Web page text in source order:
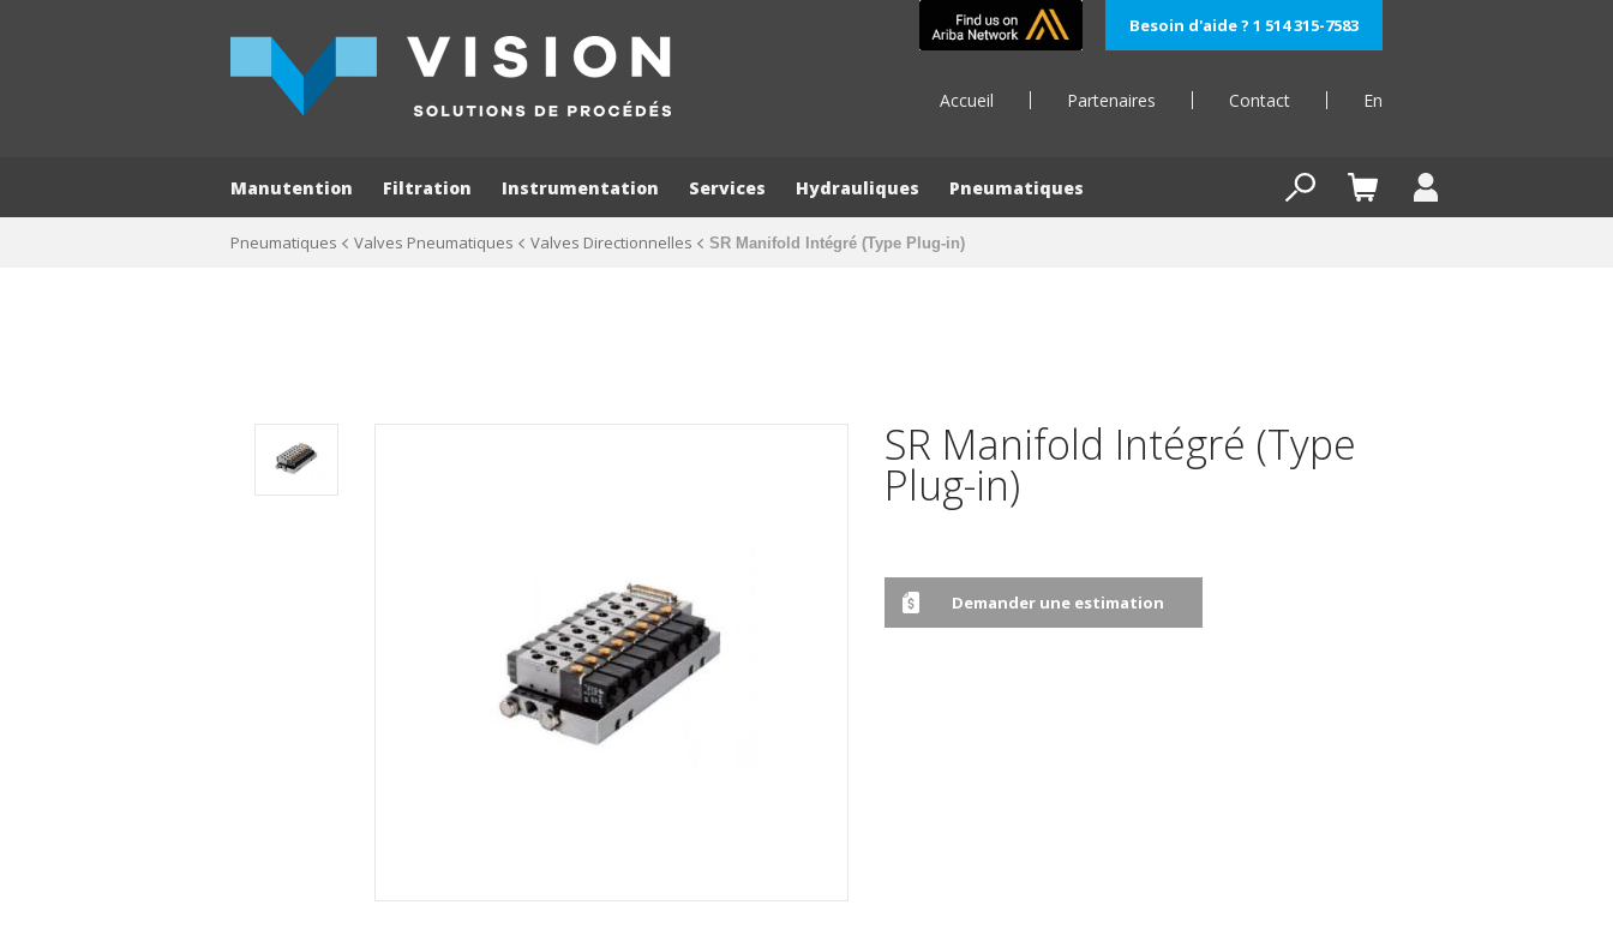
Besoin d'aide ? 1 514 315-7583
Accueil Partenaires Contact En
Manutention Filtration Instrumentation Services Hydrauliques Pneumatiques
Pneumatiques Valves Pneumatiques Valves Directionnelles SR Manifold Intégré (Type Plug-in)
SR Manifold Intégré (Type
Plug-in)
Demander une estimation